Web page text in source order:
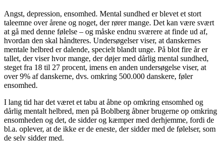
Angst, depression, ensomhed. Mental sundhed er blevet et stort
taleemne over årene og noget, der rører mange. Det kan være svært
at gå med denne følelse – og måske endnu sværere at finde ud af,
hvordan den skal håndteres. Undersøgelser viser, at danskernes
mentale helbred er dalende, specielt blandt unge. På blot fire år er
tallet, der viser hvor mange, der døjer med dårlig mental sundhed,
steget fra 18 til 27 procent, imens en anden undersøgelse viser, at
over 9% af danskerne, dvs. omkring 500.000 danskere, føler
ensomhed.
I lang tid har det været et tabu at åbne op omkring ensomhed og
dårlig mentalt helbred, men på Boblberg åbner brugerne op omkring
ensomheden og det, de sidder og kæmper med derhjemme, fordi de
bl.a. oplever, at de ikke er de eneste, der sidder med de følelser, som
de selv sidder med.